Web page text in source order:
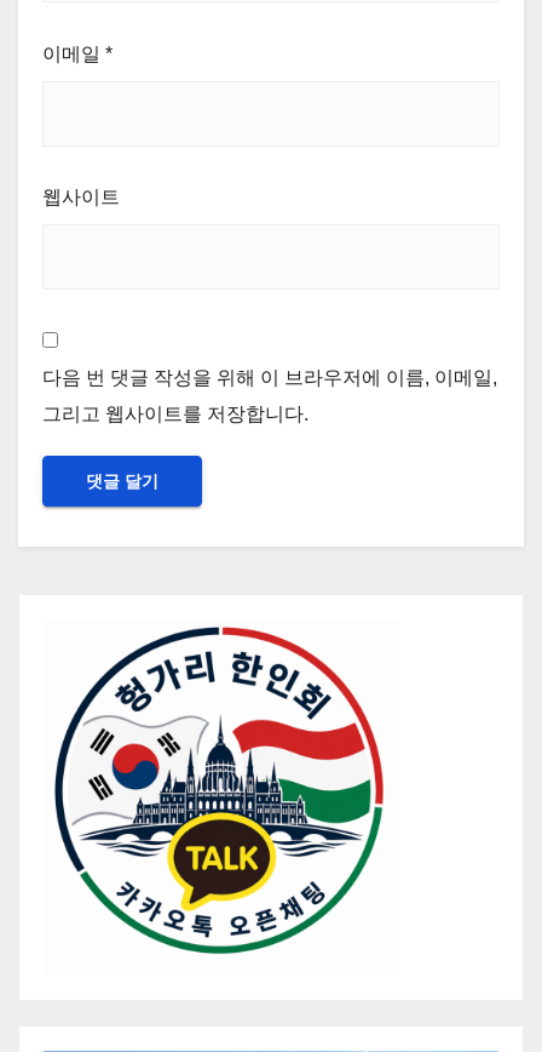
이메일 *
웹사이트
다음 번 댓글 작성을 위해 이 브라우저에 이름, 이메일,
그리고 웹사이트를 저장합니다.